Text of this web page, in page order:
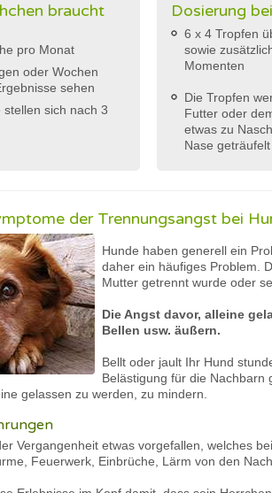
braucht
pro Monat
oder Wochen
sehen
stellen sich nach 3
Dosierung
6 x 4 Tropfen
sowie
Momenten
Die Tropfen
Futter oder
etwas zu
Nase geträufelt
der Trennungsangst bei
Hunde haben generell ein
daher ein häufiges Problem.
Mutter getrennt wurde oder
Die Angst davor, alleine
Bellen usw. äußern.
Bellt oder jault Ihr Hund
Belästigung für die Nachbarn
gelassen zu werden, zu mindern.
Vergangenheit etwas vorgefallen, welches
Feuerwerk, Einbrüche, Lärm von den